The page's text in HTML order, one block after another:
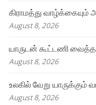
கிராமத்து வாழ்க்கையும்
August 8, 2026
யாருடன் கூட்டணி
August 8, 2026
உலகில் வேறு யாருக்கும்
August 8, 2026